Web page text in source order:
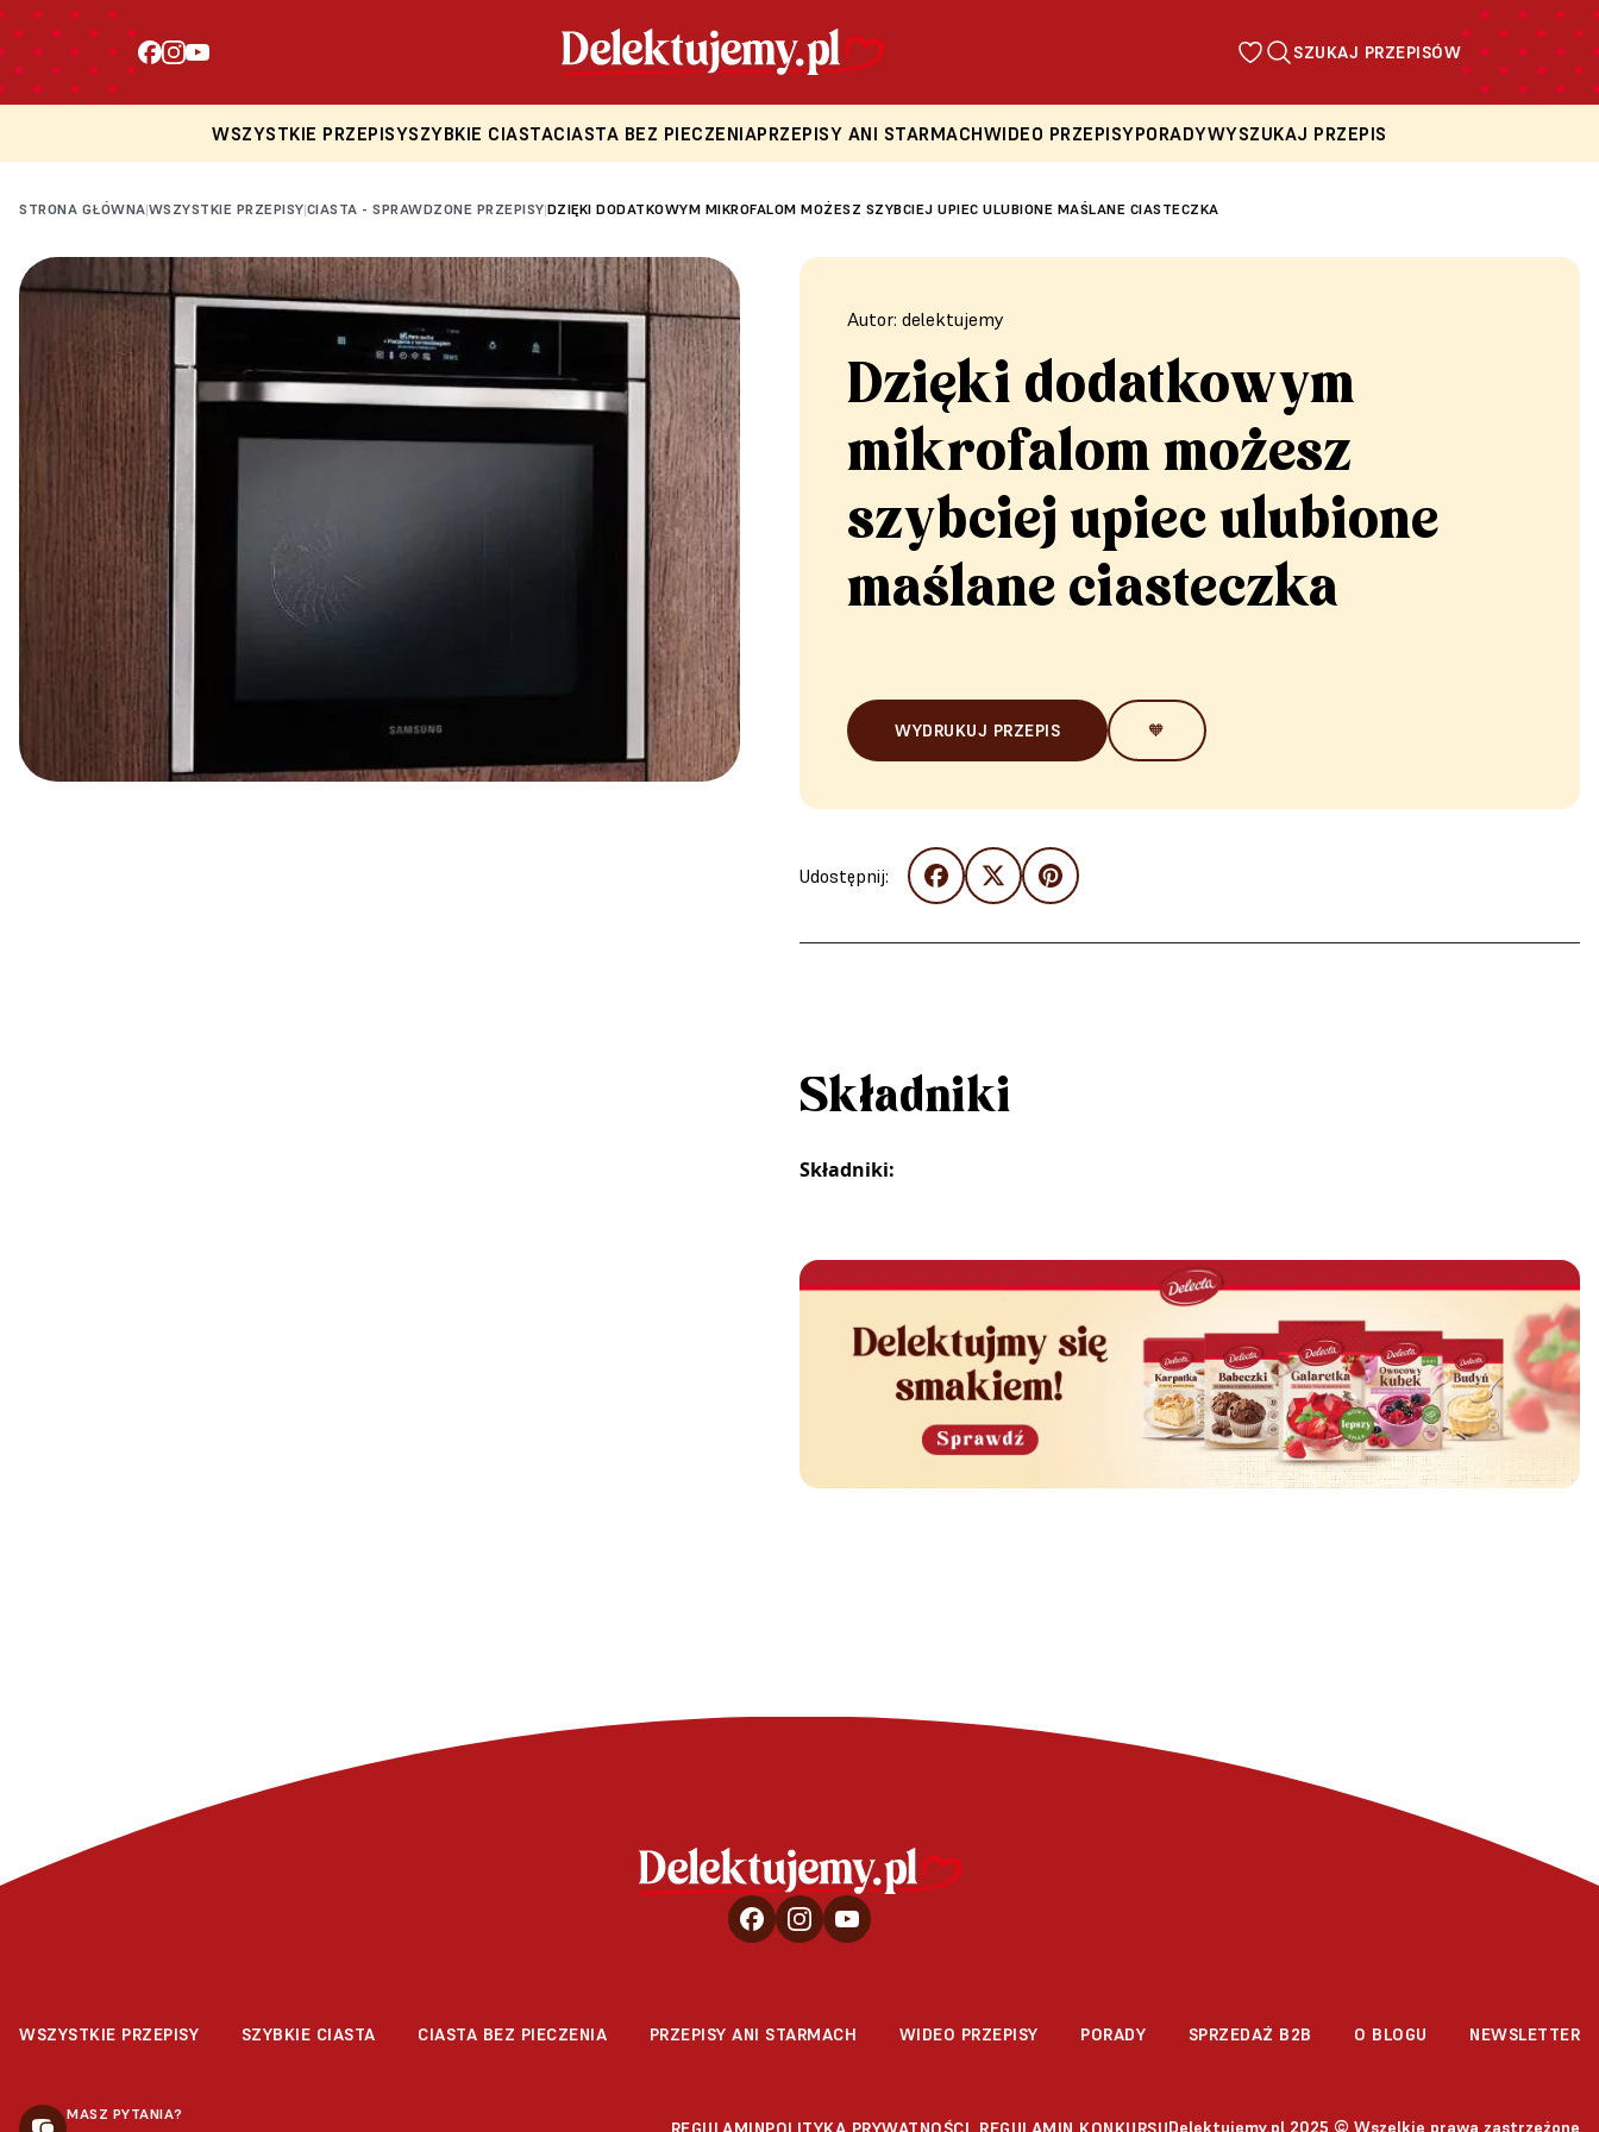
SZUKAJ PRZEPISÓW
WSZYSTKIE PRZEPISYSZYBKIE CIASTACIASTA BEZ PIECZENIAPRZEPISY ANI STARMACHWIDEO PRZEPISYPORADYWYSZUKAJ PRZEPIS
STRONA GŁÓWNA|WSZYSTKIE PRZEPISY|CIASTA - SPRAWDZONE PRZEPISY|DZIĘKI DODATKOWYM MIKROFALOM MOŻESZ SZYBCIEJ UPIEC ULUBIONE MAŚLANE CIASTECZKA
Autor: delektujemy
Dzięki dodatkowym
mikrofalom możesz
szybciej upiec ulubione
maślane ciasteczka
WYDRUKUJ PRZEPIS 🧡
Udostępnij:
Składniki
Składniki:
WSZYSTKIE PRZEPISY SZYBKIE CIASTA CIASTA BEZ PIECZENIA PRZEPISY ANI STARMACH WIDEO PRZEPISY PORADY SPRZEDAŻ B2B O BLOGU NEWSLETTER
MASZ PYTANIA?